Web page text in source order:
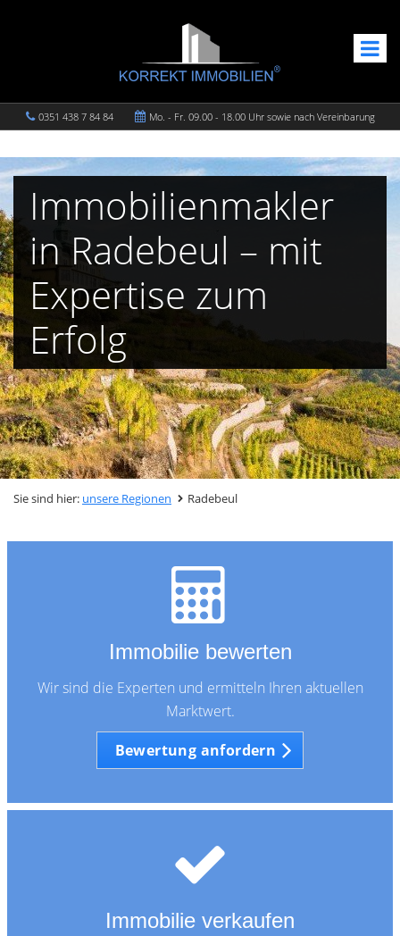
0351 438 7 84 84 Mo. - Fr. 09.00 - 18.00 Uhr sowie nach Vereinbarung
Immobilienmakler
in Radebeul – mit
Expertise zum
Erfolg
Sie sind hier: unsere Regionen Radebeul
Immobilie bewerten
Wir sind die Experten und ermitteln Ihren aktuellen
Marktwert.
Bewertung anfordern
Immobilie verkaufen